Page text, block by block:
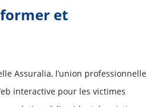
et
Assuralia, l’union professionnelle
interactive pour les victimes